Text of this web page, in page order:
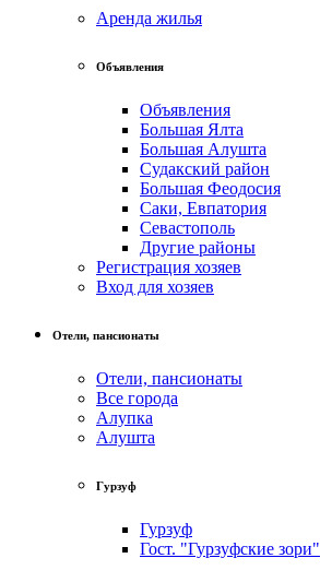
Аренда жилья
Объявления
Объявления
Большая Ялта
Большая Алушта
Судакский район
Большая Феодосия
Саки, Евпатория
Севастополь
Другие районы
Регистрация хозяев
Вход для хозяев
Отели, пансионаты
Отели, пансионаты
Все города
Алупка
Алушта
Гурзуф
Гурзуф
Гост. "Гурзуфские зори"